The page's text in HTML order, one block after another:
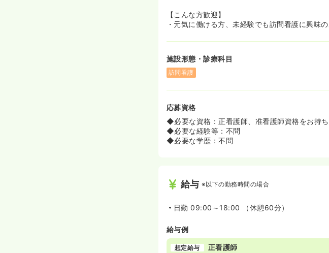
【こんな方歓迎】
・元気に働ける方、未経験でも訪問看護に興味
施設形態・診療科目
訪問看護
応募資格
◆必要な資格：正看護師、准看護師資格をお持
◆必要な経験等：不問
◆必要な学歴：不問
給与 ※以下の勤務時間の場合
日勤 09:00～18:00 （休憩60分）
給与例
想定給与 正看護師